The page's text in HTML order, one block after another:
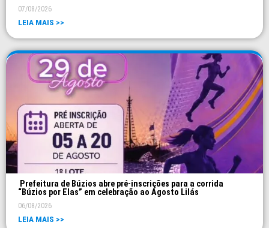
07/08/2026
LEIA MAIS >>
Prefeitura de Búzios abre pré-inscrições para a corrida
“Búzios por Elas” em celebração ao Agosto Lilás
06/08/2026
LEIA MAIS >>